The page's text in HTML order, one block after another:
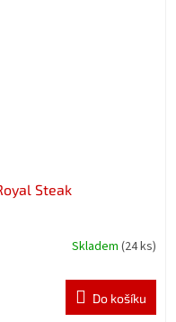
Steak
Skladem (24 ks)
Do košíku